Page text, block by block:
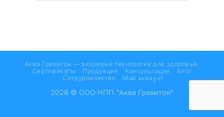
Аква Гравитон — вихревые технологии для здоровья
Сертификаты
Продукция Консультация
Блог
Сотрудничество
Мой аккаунт
2026 © ООО НПП “Аква Гравитон”